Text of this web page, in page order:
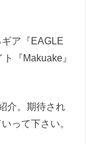
ギア『EAGLE
『Makuake』
介。期待され
って下さい。